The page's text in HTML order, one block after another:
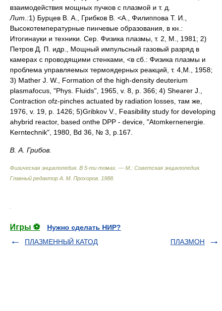
взаимодействия мощных пучков с плазмой и т. д.
Лит.:1) Бурцев В. А., Грибков В. <А., Филиппова Т. И.,
Высокотемпературные пинчевые образования, в кн.:
Итогинауки и техники. Сер. Физика плазмы, т. 2, М., 1981; 2)
Петров Д. П. идр., Мощный импульсный газовый разряд в
камерах с проводящими стенками, <в сб.: Физика плазмы и
проблема управляемых термоядерных реакций, т. 4,М., 1958;
3) Мathеr J. W., Formation of the high-density deuterium
plasmafocus, "Phys. Fluids", 1965, v. 8, p. 366; 4) Shearer J.,
Contraction ofz-pinches actuated by radiation losses, там же,
1976, v. 19, p. 1426; 5)Gribkоv V., Feasibility study for developing
ahybrid reactor, based onthe DPP - device, "Atomkernеnergie.
Kerntechnik", 1980, Bd 36, № 3, p.167.
В. А. Грибов.
Физическая энциклопедия. В 5-ти томах. — М.: Советская энциклопедия
Главный редактор А. М. Прохоров 1988
Игры ⚽
Нужно сделать НИР?
ПЛАЗМЕННЫЙ КАТОД
ПЛАЗМОН